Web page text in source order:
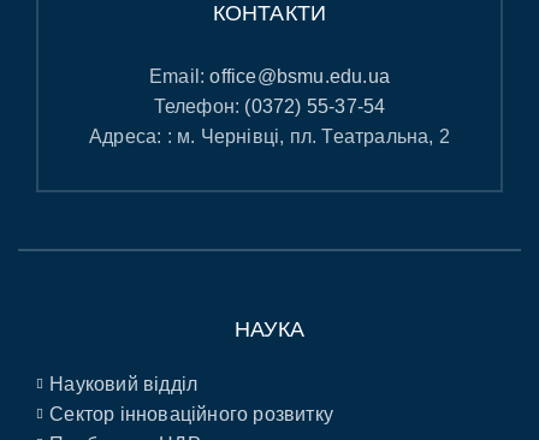
КОНТАКТИ
Email:office@bsmu.edu.ua
Телефон: (0372) 55-37-54
Адреса: : м. Чернівці, пл. Театральна, 2
НАУКА
Науковий відділ
Сектор інноваційного розвитку